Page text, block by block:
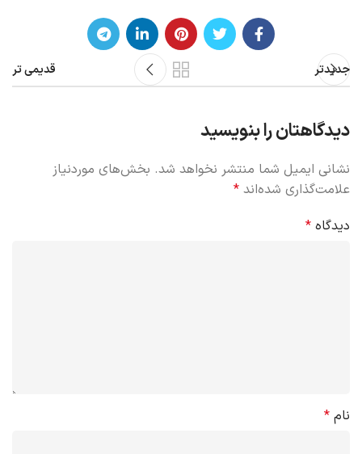
جدیدتر قدیمی تر
دیدگاهتان را بنویسید
نشانی ایمیل شما منتشر نخواهد شد. بخش‌های موردنیاز
علامت‌گذاری شده‌اند *
دیدگاه *
نام *